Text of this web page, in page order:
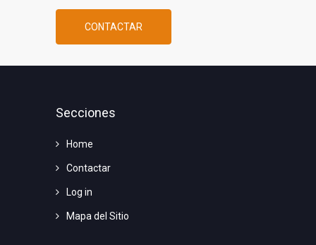
CONTACTAR
Secciones
Home
Contactar
Log in
Mapa del Sitio